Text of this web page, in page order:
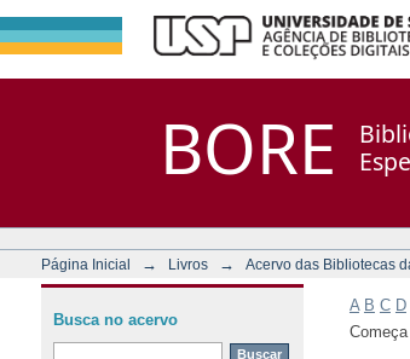
BORE
Página Inicial → Livros → Acervo das Bibliotecas
A B C D
Busca no acervo